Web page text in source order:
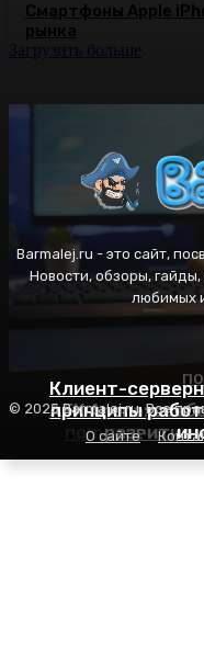
Пасьянс
AFK Arena:
развития
Клиент-
принципы
Смартфоны Apple
рынка
Barmalej.ru - это сайт,
Новости, обзоры,
любимых
© 2025 Barmalej.ru. Все
О сайте